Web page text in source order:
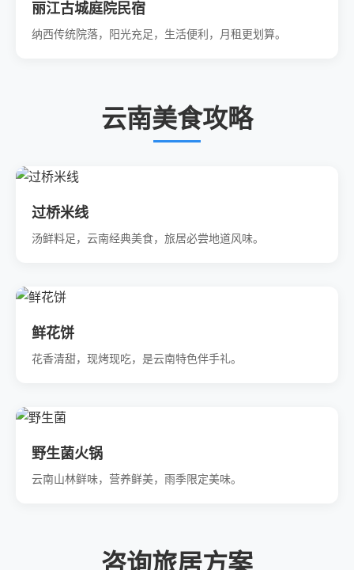
丽江古城庭院民宿
纳西传统院落，阳光充足，生活便利，月租更划算。
云南美食攻略
过桥米线
汤鲜料足，云南经典美食，旅居必尝地道风味。
鲜花饼
花香清甜，现烤现吃，是云南特色伴手礼。
野生菌火锅
云南山林鲜味，营养鲜美，雨季限定美味。
咨询旅居方案